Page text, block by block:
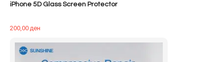
iPhone 5D Glass Screen Protector
200,00ден